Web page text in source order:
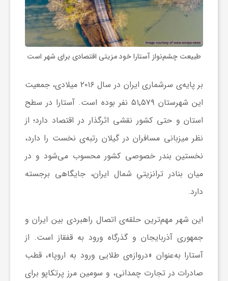
طبیعت چشم‌نواز آستارا خود مزیتی اقتصادی برای شهر است
بر پایه‌ی سرشماری ایران در سال ۲۰۱۶ میلادی، جمعیت
این شهرستان ۵۱٬۵۷۹ نفر بوده است. آستارا در سطح
استان و حتی کشور نقشی اثرگذار در اقتصاد دارد؛ از
نظر میزبانی مسافران در گیلان رتبه‌ی نخست را دارد،
نخستین بندر خصوصی کشور محسوب می‌شود و در
میان بنادر ترانزیتیِ شمال ایران، جایگاهی برجسته
دارد.
این شهر مهم‌ترین حلقه‌ی اتصال راهبردی بین ایران و
جمهوری آذربایجان و گذرگاه ورود به قفقاز است. از
آستارا به‌عنوان «دروازه‌ی طلایی ورود به اروپا»، قطب
صادرات در تجارت چمدانی، و سومین مرز پرتکاپو برای